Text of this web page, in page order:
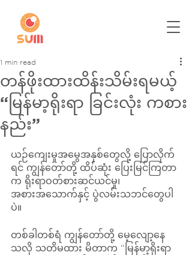
တန်ဖိုးထားထိန်းသိမ်းရမယ့်
“မြန်မာ့ရိုးရာ ခြင်းလုံး ကစား
နည်း”
1 min read
ယဉ်ကျေးမှုအမွေအနှစ်တွေလို့ ပြောလိုက်
ရင် ကျွန်တော်တို့ ထိပ်ဆုံး ပြေးမြင်ကြတာ
က ရိုးရာဝတ်စားဆင်ယင်မှု၊
အစားအသောက်နှင့် ပွဲလမ်းသဘင်တွေပါ
ပဲ။
တစ်ခါတစ်ရံ ကျွန်တော်တို့ မေ့လျော့နေ
သလို သတိမထား မိတာက “မြန်မာ့ရိုးရာ